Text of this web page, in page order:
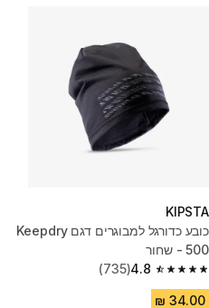
KIPSTA
כובע כדורגל למבוגרים דגם Keepdry
500 - שחור
4.8
4.8 out of 5 stars from 735 reviews
(735)